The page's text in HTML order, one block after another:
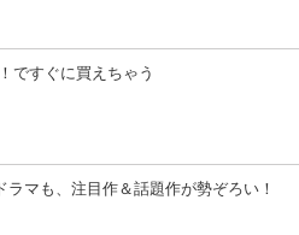
ですぐに買えちゃう
ラマも、注目作＆話題作が勢ぞろい！